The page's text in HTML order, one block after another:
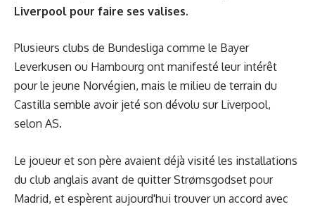
Liverpool pour faire ses valises.
Plusieurs clubs de Bundesliga comme le Bayer
Leverkusen ou Hambourg ont manifesté leur intérêt
pour le jeune Norvégien, mais le milieu de terrain du
Castilla semble avoir jeté son dévolu sur Liverpool,
selon AS.
Le joueur et son père avaient déjà visité les installations
du club anglais avant de quitter Strømsgodset pour
Madrid, et espèrent aujourd'hui trouver un accord avec